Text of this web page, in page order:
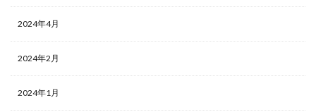
2024年4月
2024年2月
2024年1月
ミッション
ミスマッチ
まとめ